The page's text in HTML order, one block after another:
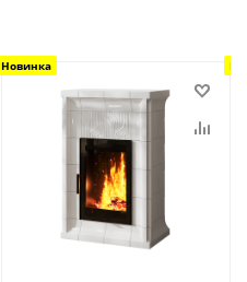
Новинка